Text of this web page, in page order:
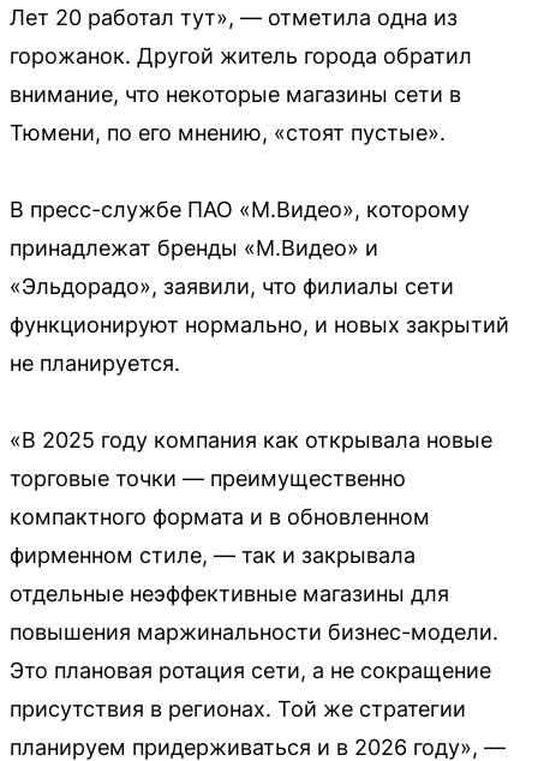
Лет 20 работал тут», — отметила одна из
горожанок. Другой житель города обратил
внимание, что некоторые магазины сети в
Тюмени, по его мнению, «стоят пустые».
В пресс-службе ПАО «М.Видео», которому
принадлежат бренды «М.Видео» и
«Эльдорадо», заявили, что филиалы сети
функционируют нормально, и новых закрытий
не планируется.
«В 2025 году компания как открывала новые
торговые точки — преимущественно
компактного формата и в обновленном
фирменном стиле, — так и закрывала
отдельные неэффективные магазины для
повышения маржинальности бизнес-модели.
Это плановая ротация сети, а не сокращение
присутствия в регионах. Той же стратегии
планируем придерживаться и в 2026 году», —